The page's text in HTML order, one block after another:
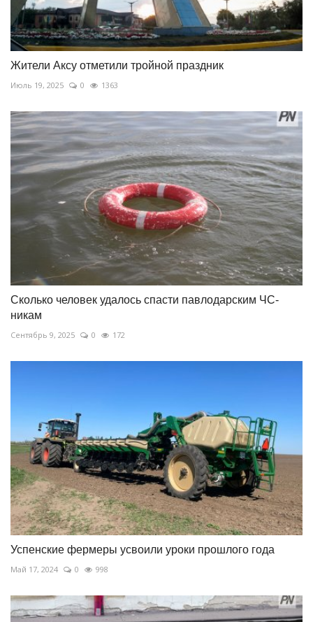
Жители Аксу отметили тройной праздник
Июль 19, 2025 0 1363
Сколько человек удалось спасти павлодарским ЧС-
никам
Сентябрь 9, 2025 0 172
Успенские фермеры усвоили уроки прошлого года
Май 17, 2024 0 998